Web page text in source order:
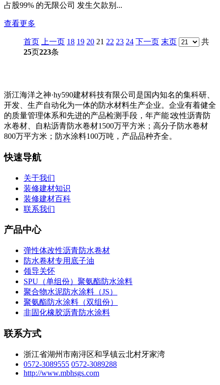
占股99% 的无限公司 发生欠款别...
查看更多
首页 上一页 18 19 20 21 22 23 24 下一页 末页
共
25页223条
浙江海洋之神·hy590建材科技有限公司是国内知名的集科研、
开发、生产自动化为一体的防水材料生产企业。企业有着健全
的质量管理体系和先进的产品检测手段，年产能∶改性沥青防
水卷材、自粘沥青防水卷材1500万平方米；高分子防水卷材
800万平方米；防水涂料100万吨，产品品种齐全。
快速导航
关于我们
装修建材知识
装修建材百科
联系我们
产品中心
弹性体改性沥青防水卷材
防水卷材专用底子油
领导关怀
SPU（单组份）聚氨酯防水涂料
聚合物水泥防水涂料（JS）
聚氨酯防水涂料（双组份）
非固化橡胶沥青防水涂料
联系方式
浙江省湖州市南浔区和孚镇云北村牙家湾
0572-3089555 0572-3089288
http://www.mbhsgs.com